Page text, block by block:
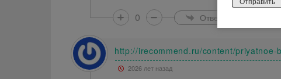
0
Ответить
http://irecommend.ru/content/priyatnoe-
2026 лет назад